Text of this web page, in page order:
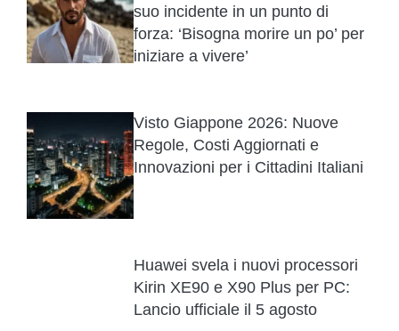
suo incidente in un punto di
forza: ‘Bisogna morire un po’ per
iniziare a vivere’
Visto Giappone 2026: Nuove
Regole, Costi Aggiornati e
Innovazioni per i Cittadini Italiani
Huawei svela i nuovi processori
Kirin XE90 e X90 Plus per PC:
Lancio ufficiale il 5 agosto